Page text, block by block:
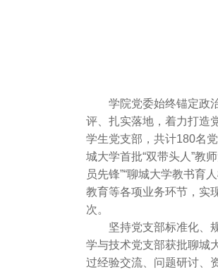
学院党委始终锚定政
评、扎实落地，着力打造
学生党支部，共计180名
城大学首批“双带头人”教
员先锋”“聊城大学教书育
教育等各项业务环节，实
次。
坚持党支部标准化、
学与技术党支部获批聊城
过经验交流、问题研讨、